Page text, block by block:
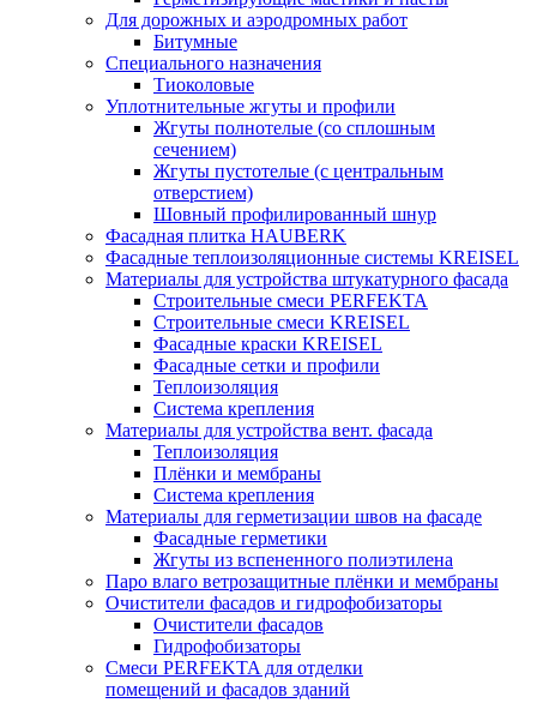
Для дорожных и аэродромных работ
Битумные
Специального назначения
Тиоколовые
Уплотнительные жгуты и профили
Жгуты полнотелые (со сплошным
сечением)
Жгуты пустотелые (с центральным
отверстием)
Шовный профилированный шнур
Фасадная плитка HAUBERK
Фасадные теплоизоляционные системы KREISEL
Материалы для устройства штукатурного фасада
Строительные смеси PERFEKTA
Строительные смеси KREISEL
Фасадные краски KREISEL
Фасадные сетки и профили
Теплоизоляция
Система крепления
Материалы для устройства вент. фасада
Теплоизоляция
Плёнки и мембраны
Система крепления
Материалы для герметизации швов на фасаде
Фасадные герметики
Жгуты из вспененного полиэтилена
Паро влаго ветрозащитные плёнки и мембраны
Очистители фасадов и гидрофобизаторы
Очистители фасадов
Гидрофобизаторы
Смеси PERFEKTA для отделки
помещений и фасадов зданий